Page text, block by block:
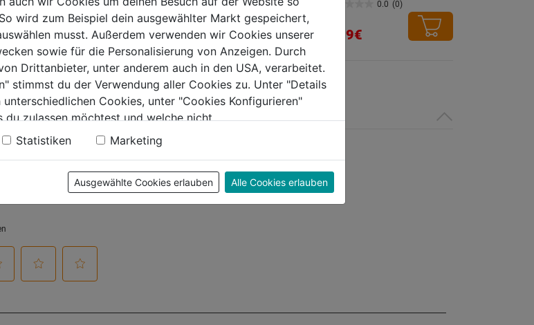
5.0 (1)
5.0
von
Sternen.
Bewertung
6,99€
0.0 (0)
0.0
von
Sternen.
6,99€
0.0 (0)
7,29€
wird zum Beispiel dein ausgewählter Markt gespeichert,
musst. Außerdem verwenden wir Cookies unserer
sowie für die Personalisierung von Anzeigen. Durch
Drittanbieter, unter anderem auch in den USA, verarbeitet.
stimmst du der Verwendung aller Cookies zu. Unter "Details
Cookies, unter "Cookies Konfigurieren"
zulassen möchtest und welche nicht.
Datenschutzerklärung
Statistiken Marketing
Ausgewählte Cookies erlauben Alle Cookies erlauben